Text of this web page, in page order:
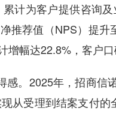
为客户提供咨询及
推荐值（NPS）提
幅达22.8%，客户口
。2025年，招商信诺
从受理到结案支付